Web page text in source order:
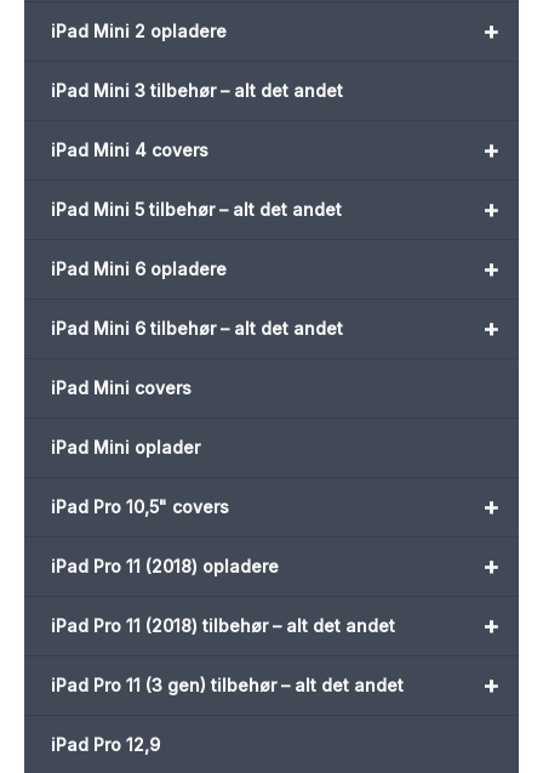
+
iPad Mini 2 opladere
iPad Mini 3 tilbehør – alt det andet
+
iPad Mini 4 covers
+
iPad Mini 5 tilbehør – alt det andet
+
iPad Mini 6 opladere
+
iPad Mini 6 tilbehør – alt det andet
iPad Mini covers
iPad Mini oplader
+
iPad Pro 10,5" covers
+
iPad Pro 11 (2018) opladere
+
iPad Pro 11 (2018) tilbehør – alt det andet
+
iPad Pro 11 (3 gen) tilbehør – alt det andet
iPad Pro 12,9